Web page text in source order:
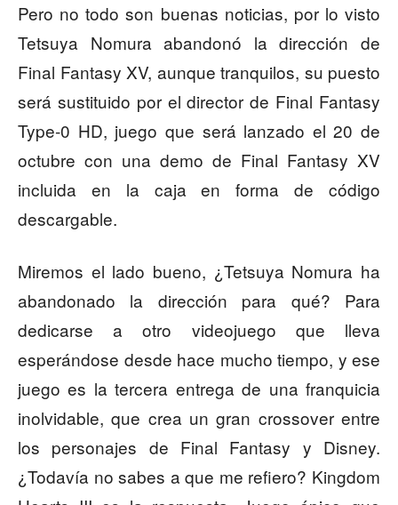
Pero no todo son buenas noticias, por lo visto
Tetsuya Nomura abandonó la dirección de
Final Fantasy XV, aunque tranquilos, su puesto
será sustituido por el director de Final Fantasy
Type-0 HD, juego que será lanzado el 20 de
octubre con una demo de Final Fantasy XV
incluida en la caja en forma de código
descargable.
Miremos el lado bueno, ¿Tetsuya Nomura ha
abandonado la dirección para qué? Para
dedicarse a otro videojuego que lleva
esperándose desde hace mucho tiempo, y ese
juego es la tercera entrega de una franquicia
inolvidable, que crea un gran crossover entre
los personajes de Final Fantasy y Disney.
¿Todavía no sabes a que me refiero? Kingdom